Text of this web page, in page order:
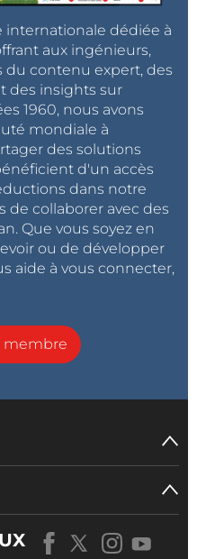
internationale dédiée à
aux ingénieurs,
du contenu expert, des
des insights sur
1960, nous avons
mondiale à
des solutions
d'un accès
dans notre
collaborer avec des
Que vous soyez en
ou de développer
aide à vous connecter,
membre